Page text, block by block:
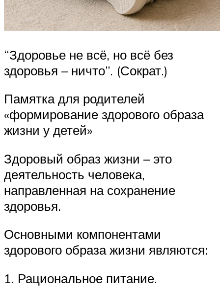
“Здоровье не всё, но всё без
здоровья – ничто”. (Сократ.)
Памятка для родителей
«формирование здорового образа
жизни у детей»
Здоровый образ жизни – это
деятельность человека,
направленная на сохранение
здоровья.
Основными компонентами
здорового образа жизни являются:
1. Рациональное питание.